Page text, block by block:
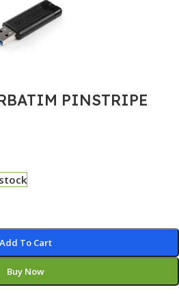
PINSTRIPE
Add To Cart
Buy Now